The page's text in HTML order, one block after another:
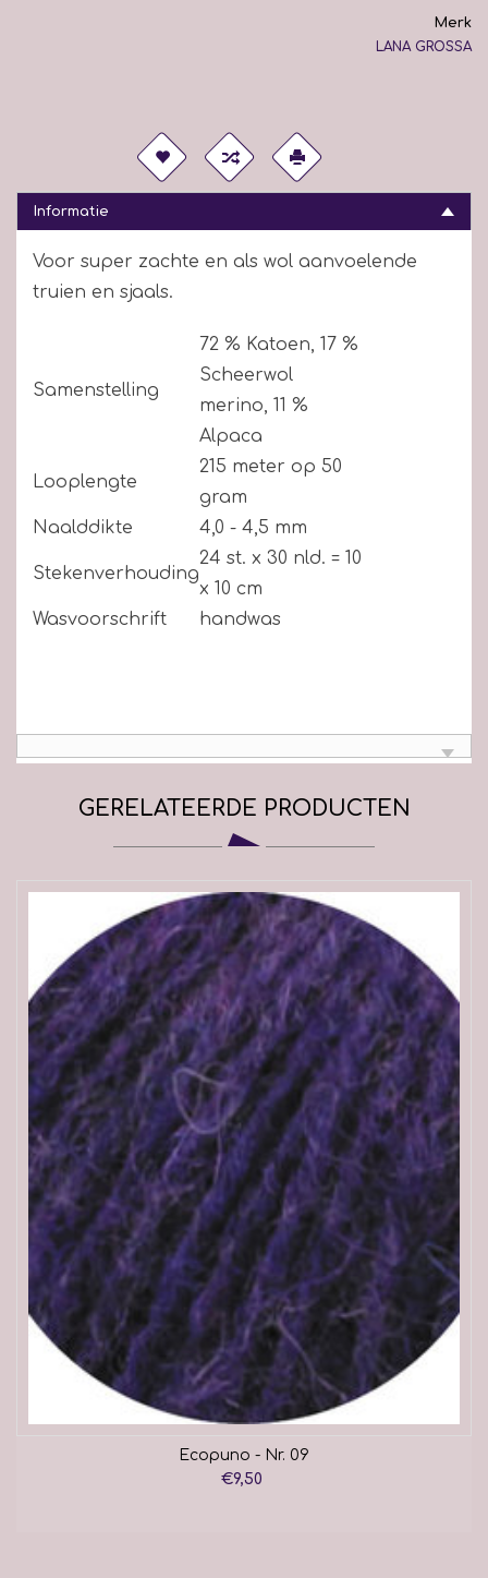
Merk
LANA GROSSA
Informatie
Voor super zachte en als wol aanvoelende
truien en sjaals.
Samenstelling
72 % Katoen, 17 %
Scheerwol
merino, 11 %
Alpaca
Looplengte
215 meter op 50
gram
Naalddikte
4,0 - 4,5 mm
Stekenverhouding
24 st. x 30 nld. = 10
x 10 cm
Wasvoorschrift
handwas
GERELATEERDE PRODUCTEN
Ecopuno - Nr. 09
€9,50